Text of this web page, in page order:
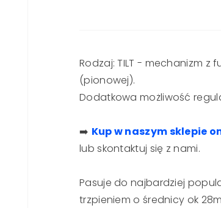
Rodzaj: TILT - mechanizm
(pionowej).
Dodatkowa możliwość
➡️ Kup w naszym sklepie
lub skontaktuj się z nami.​​​
Pasuje do najbardziej
trzpieniem o średnicy ok